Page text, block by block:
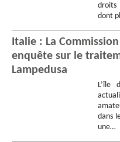
droits
dont
Italie : La
enquête sur le
Lampedusa
L’île
dans
une…